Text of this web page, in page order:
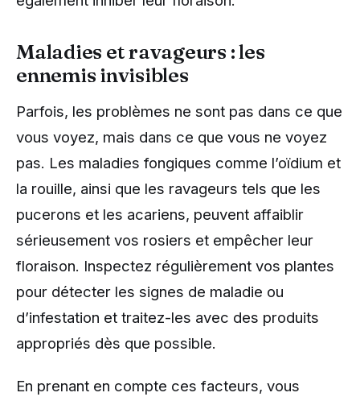
Maladies et ravageurs : les
ennemis invisibles
Parfois, les problèmes ne sont pas dans ce que
vous voyez, mais dans ce que vous ne voyez
pas. Les maladies fongiques comme l’oïdium et
la rouille, ainsi que les ravageurs tels que les
pucerons et les acariens, peuvent affaiblir
sérieusement vos rosiers et empêcher leur
floraison. Inspectez régulièrement vos plantes
pour détecter les signes de maladie ou
d’infestation et traitez-les avec des produits
appropriés dès que possible.
En prenant en compte ces facteurs, vous